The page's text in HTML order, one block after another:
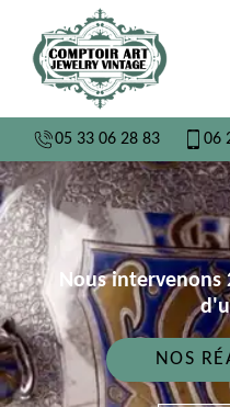
05 33 06 28 83 06
Nous
NOS